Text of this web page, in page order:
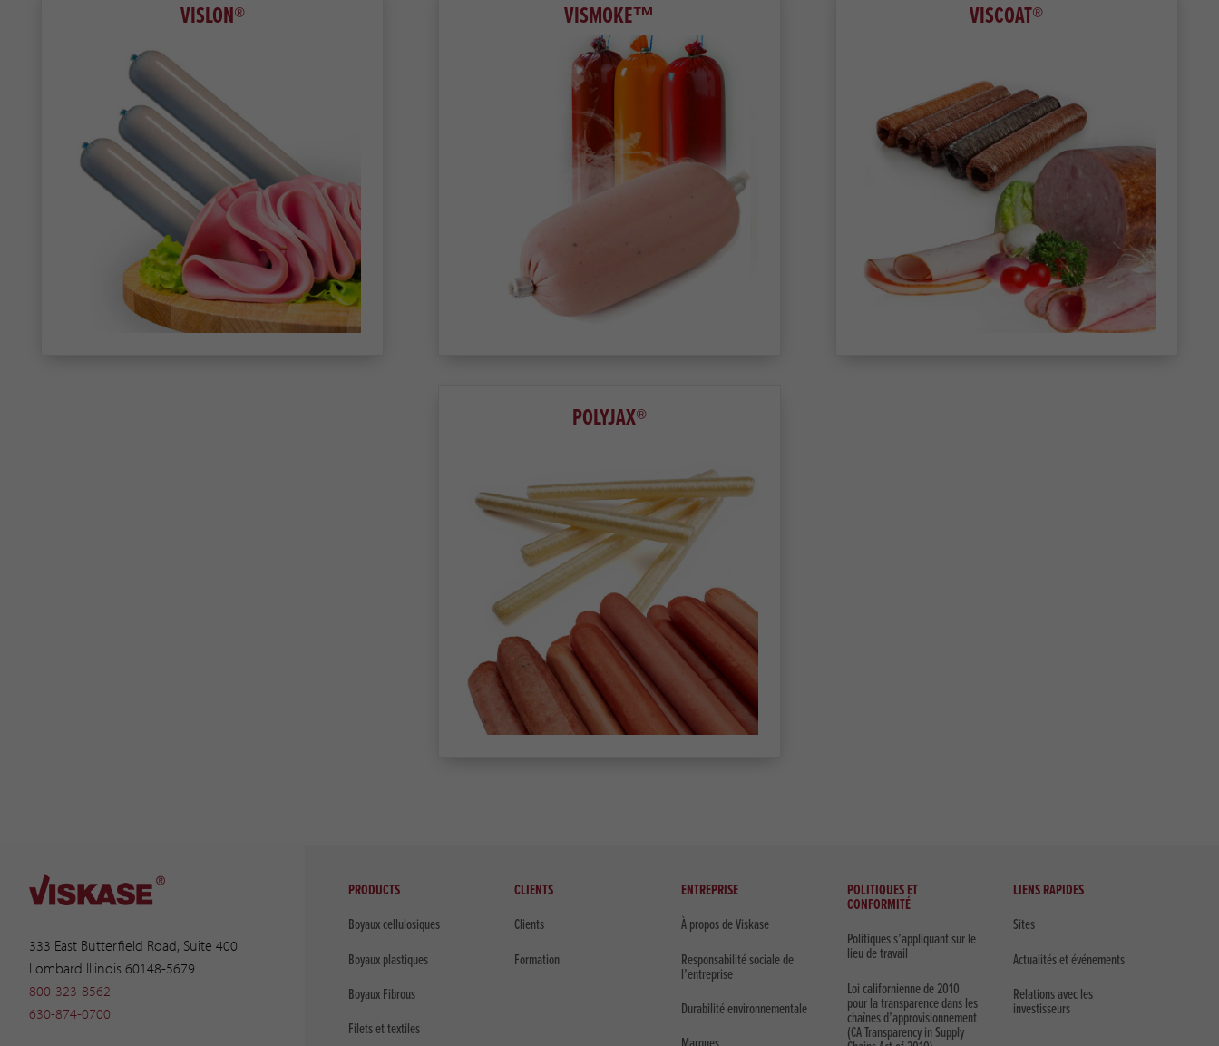
VISLON® VISMOKE™ VISCOAT®
POLYJAX®
333 East Butterfield Road, Suite 400
Lombard Illinois 60148-5679
800-323-8562
630-874-0700
PRODUCTS
Boyaux cellulosiques
Boyaux plastiques
Boyaux Fibrous
Filets et textiles
CLIENTS
Clients
Formation
ENTREPRISE
À propos de Viskase
Responsabilité sociale de
l’entreprise
Durabilité environnementale
POLITIQUES ET
CONFORMITÉ
Politiques s’appliquant sur le
lieu de travail
Loi californienne de 2010
pour la transparence dans les
chaînes d’approvisionnement
(CA Transparency in Supply
LIENS RAPIDES
Sites
Actualités et événements
Relations avec les
investisseurs